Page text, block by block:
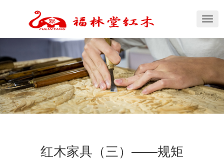
切
导
航
红木家具（三）——规矩